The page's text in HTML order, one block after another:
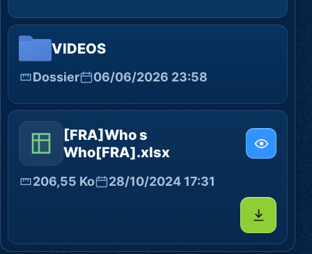
VIDEOS
Dossier 06/06/2026 23:58
[FRA]Who s
Who[FRA].xlsx
206,55 Ko 28/10/2024 17:31